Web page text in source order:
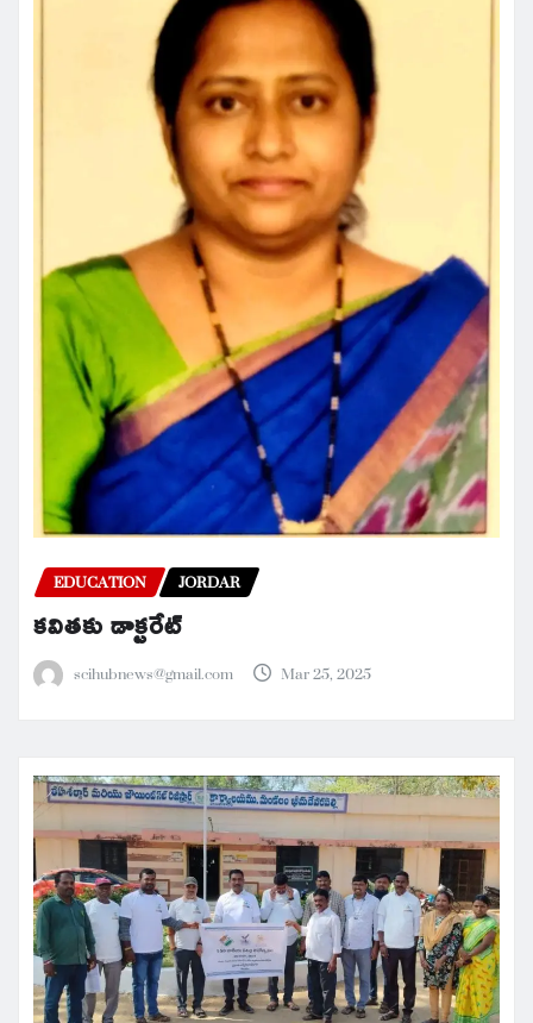
EDUCATION JORDAR
కవితకు డాక్టరేట్
scihubnews@gmail.com Mar 25, 2025